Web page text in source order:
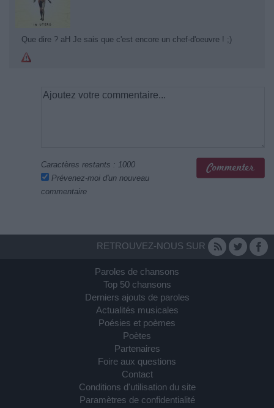
Que dire ? aH Je sais que c'est encore un chef-d'oeuvre ! ;)
Caractères restants : 1000
Prévenez-moi d'un nouveau
commentaire
RETROUVEZ-NOUS SUR
Paroles de chansons
Top 50 chansons
Derniers ajouts de paroles
Actualités musicales
Poésies et poèmes
Poètes
Partenaires
Foire aux questions
Contact
Conditions d'utilisation du site
Paramètres de confidentialité